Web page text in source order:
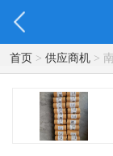
首页> 供应商机>